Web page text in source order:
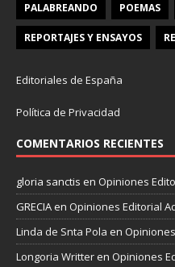
PALABREANDO POEMAS
REPORTAJES Y ENSAYOS
Editoriales de España
Política de Privacidad
COMENTARIOS RECIENTES
gloria sanctis en Opiniones
GRECIAen Opiniones Editorial
Linda de Snta Pola en
Longoria Writteren Opiniones